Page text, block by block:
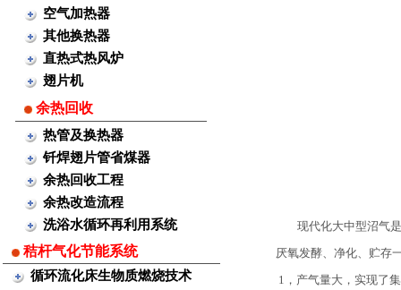
空气加热器
其他换热器
直热式热风炉
翅片机
余热回收
热管及换热器
钎焊翅片管省煤器
余热回收工程
余热改造流程
洗浴水循环再利用系统
秸杆气化节能系统
循环流化床生物质燃烧技术
现代化大中型沼气是
厌氧发酵、净化、贮存
1，产气量大，实现了